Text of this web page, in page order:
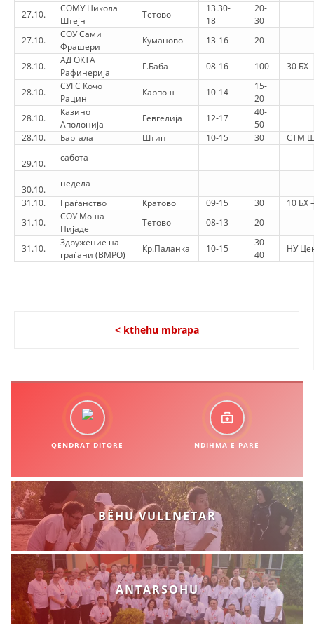
27.10.
СОМУ Никола
Штејн
Тетово
13.30-
18
20-
30
27.10.
СОУ Сами
Фрашери
Куманово 13-16 20
28.10.
АД ОКТА
Рафинерија
Г.Баба 08-16 100 30 БХ
28.10.
СУГС Кочо
Рацин
Карпош 10-14
15-
20
28.10.
Казино
Аполонија
Гевгелија 12-17
40-
50
28.10.
Баргала Штип 10-15 30 СТМ
29.10.
сабота
30.10.
недела
31.10.
Граѓанство Кратово 09-15 30
10 БХ
31.10.
СОУ Моша
Пијаде
Тетово 08-13 20
31.10.
Здружение на
граѓани (ВМРО)
Кр.Паланка 10-15
30-
40
НУ
< kthehu mbrapa
QENDRAT DITORE NDIHMA E PARË
BËHU VULLNETAR
ANTARSOHU